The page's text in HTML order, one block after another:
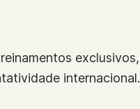
exclusivos,
internacional.